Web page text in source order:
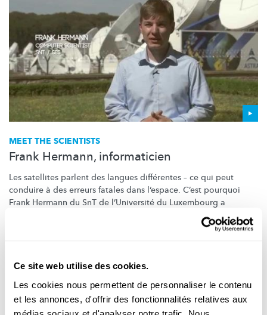
Ce site web utilise des cookies.
Les cookies nous permettent de personnaliser le contenu
et les annonces, d'offrir des fonctionnalités relatives aux
MEET THE SCIENTISTS
Frank Hermann, informaticien
Les satellites parlent des langues différentes – ce qui peut
conduire à des erreurs fatales dans l‘espace. C’est pourquoi
Frank Hermann du SnT de l’Université du Luxembourg a